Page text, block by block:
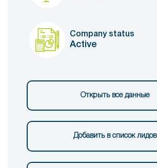
Company status
Active
Открыть все данные
Добавить в список лидов